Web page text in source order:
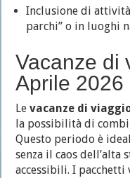
Inclusione di
parchi” o in luoghi
Vacanze di
Aprile 2026
Levacanze di
la possibilità di
Questo periodo è
senza il caos dell’alta
accessibili. I pacchetti